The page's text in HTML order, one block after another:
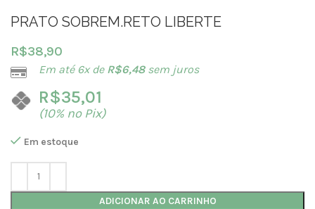
PRATO SOBREM.RETO LIBERTE
R$38,90
Em até 6x de R$6,48sem juros
R$35,01
(10% no Pix)
Em estoque
ADICIONAR AO CARRINHO